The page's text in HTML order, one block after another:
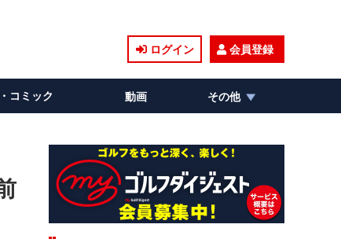
ログイン 会員登録
コミック 動画 その他